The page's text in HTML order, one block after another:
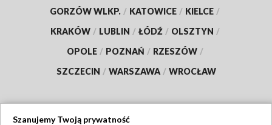
GORZÓW WLKP. / KATOWICE / KIELCE /
KRAKÓW / LUBLIN / ŁÓDŹ / OLSZTYN /
OPOLE / POZNAŃ / RZESZÓW /
SZCZECIN / WARSZAWA / WROCŁAW
Szanujemy Twoją prywatność